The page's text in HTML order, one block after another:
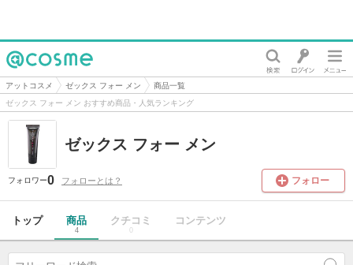
@cosme
アットコスメ ゼックス フォー メン
商品一覧
ゼックス フォー メン おすすめ商品・人気ランキング
ゼックス フォー メン
フォロワー0 フォローとは？ フォロー
トップ 商品
4
クチコミ
0
コンテンツ